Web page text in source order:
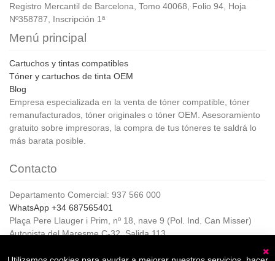
Registro Mercantil de Barcelona, Tomo 40068, Folio 94, Hoja
Nº358787, Inscripción 1ª
Menú principal
Cartuchos y tintas compatibles
Tóner y cartuchos de tinta OEM
Blog
Empresa especializada en la venta de tóner compatible, tóner
remanufacturados, tóner originales o tóner OEM. Asesoramiento
gratuito sobre impresoras, la compra de tus tóneres te saldrá lo
más barata posible.
Contacto
Departamento Comercial: 937 566 000
WhatsApp +34 687565401
Plaça Pere Llauger i Prim, nº 18, nave 9 (Pol. Ind. Can Misser)
Autopista del Maresme C-32, Salida 113